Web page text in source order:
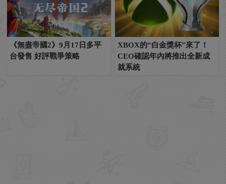
《無盡帝國2》9月17日多平
台發售 好評戰爭策略
XBOX的“白金獎杯”來了！
CEO確認年內將推出全新成
就系統